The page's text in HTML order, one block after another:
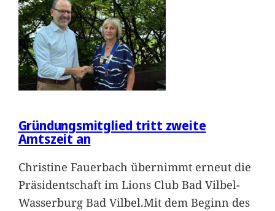
Gründungsmitglied tritt zweite
Amtszeit an
Christine Fauerbach übernimmt erneut die
Präsidentschaft im Lions Club Bad Vilbel-
Wasserburg Bad Vilbel.Mit dem Beginn des